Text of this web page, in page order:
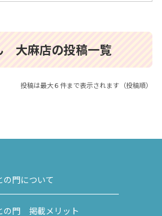
大麻店の投稿一覧
投稿は最大６件まで表示されます（投稿順）
の門について
の門 掲載メリット